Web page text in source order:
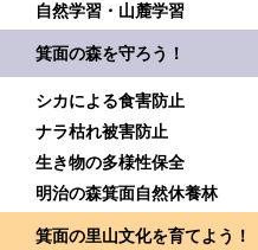
自然学習・山麓学習
箕面の森を守ろう！
シカによる食害防止
ナラ枯れ被害防止
生き物の多様性保全
明治の森箕面自然休養林
箕面の里山文化を育てよう！